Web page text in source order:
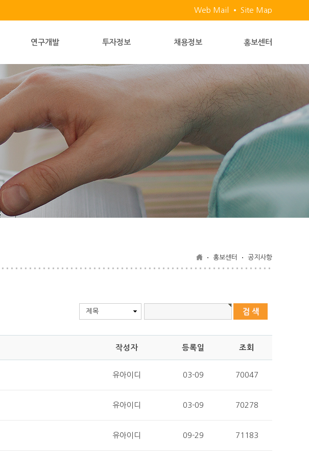
Web Mail Site Map
연구개발 투자정보 채용정보 홍보센터
홍보센터 공지사항
제목
작성자 등록일 조회
유아이디 03-09 70047
유아이디 03-09 70278
유아이디 09-29 71183